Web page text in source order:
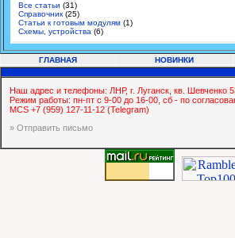
Все статьи (31)
Справочник (25)
Статьи к готовым модулям (1)
Схемы, устройства (6)
ГЛАВНАЯ НОВИНКИ
Наш адрес и телефоны: ЛНР, г. Луганск, кв. Шевченко
Режим работы: пн-пт с 9-00 до 16-00, сб - по
MCS +7 (959) 127-11-12 (Telegram)
» Отправить письмо